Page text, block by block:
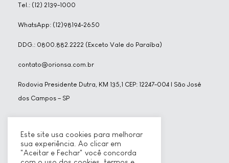
Tel.: (12) 2139-1000
WhatsApp: (12)98194-2650
DDG.: 0800.882.2222 (Exceto Vale do Paraíba)
contato@orionsa.com.br
Rodovia Presidente Dutra, KM 135,1 CEP: 12247-004 | São José
dos Campos – SP
REDES SOCIAIS
Este site usa cookies para melhorar
sua experiência. Ao clicar em
"Aceitar e Fechar" você concorda